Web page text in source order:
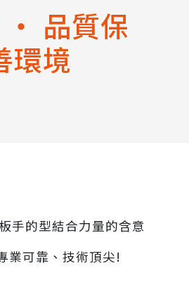
‧ 品質保
環境
手的型結合力量的含意
業可靠、技術頂尖!